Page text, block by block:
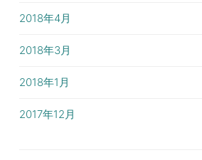
2018年4月
2018年3月
2018年1月
2017年12月